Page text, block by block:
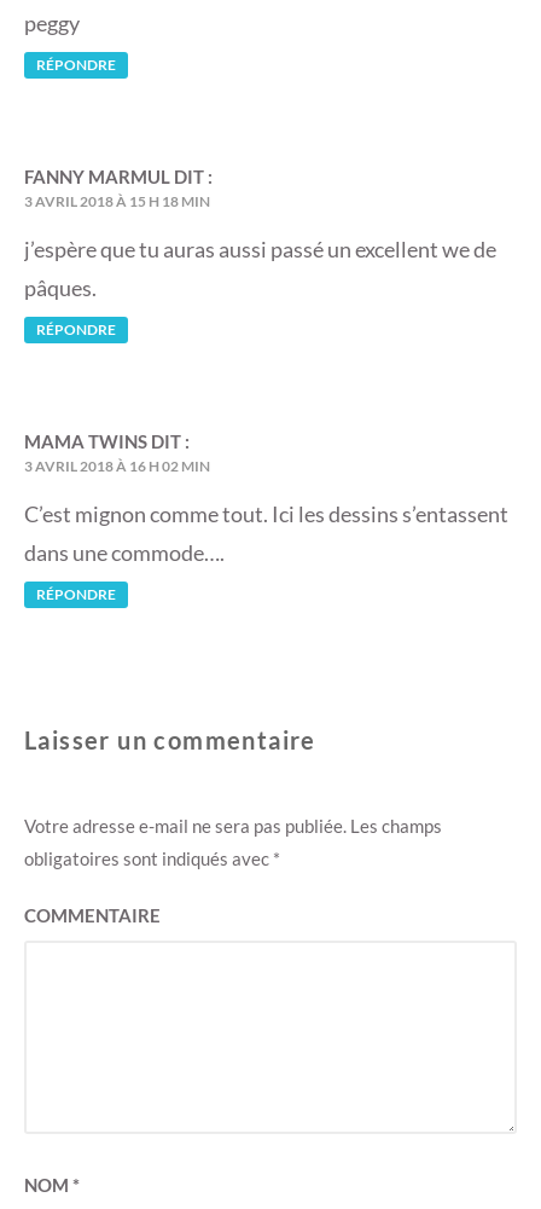
peggy
RÉPONDRE
FANNY MARMUL DIT :
3 AVRIL 2018 À 15 H 18 MIN
j’espère que tu auras aussi passé un excellent we de
pâques.
RÉPONDRE
MAMA TWINS DIT :
3 AVRIL 2018 À 16 H 02 MIN
C’est mignon comme tout. Ici les dessins s’entassent
dans une commode….
RÉPONDRE
Laisser un commentaire
Votre adresse e-mail ne sera pas publiée. Les champs
obligatoires sont indiqués avec *
COMMENTAIRE
NOM *